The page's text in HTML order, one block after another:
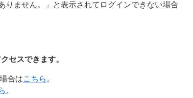
りません。」と表示されてログインできない場合
セスできます。
合はこちら 。
。